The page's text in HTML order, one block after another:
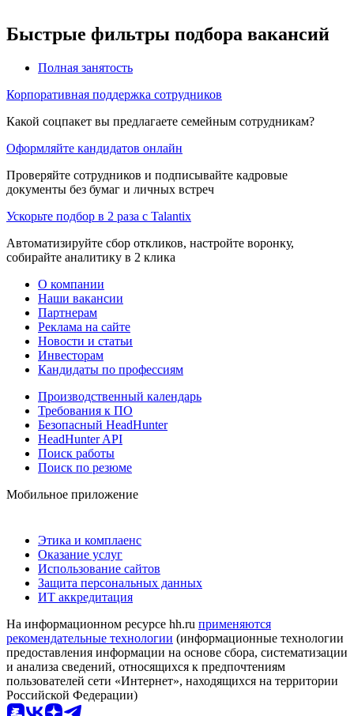
Быстрые фильтры подбора вакансий
Полная занятость
Корпоративная поддержка сотрудников
Какой соцпакет вы предлагаете семейным сотрудникам?
Оформляйте кандидатов онлайн
Проверяйте сотрудников и подписывайте кадровые
документы без бумаг и личных встреч
Ускорьте подбор в 2 раза с Talantix
Автоматизируйте сбор откликов, настройте воронку,
собирайте аналитику в 2 клика
О компании
Наши вакансии
Партнерам
Реклама на сайте
Новости и статьи
Инвесторам
Кандидаты по профессиям
Производственный календарь
Требования к ПО
Безопасный HeadHunter
HeadHunter API
Поиск работы
Поиск по резюме
Мобильное приложение
Этика и комплаенс
Оказание услуг
Использование сайтов
Защита персональных данных
ИТ аккредитация
На информационном ресурсе hh.ru применяются
рекомендательные технологии (информационные технологии
предоставления информации на основе сбора, систематизации
и анализа сведений, относящихся к предпочтениям
пользователей сети «Интернет», находящихся на территории
Российской Федерации)